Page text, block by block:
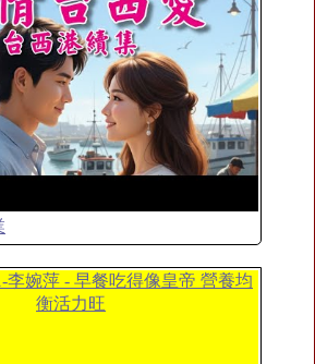
李婉萍 - 早餐吃得像皇帝 營養均
衡活力旺